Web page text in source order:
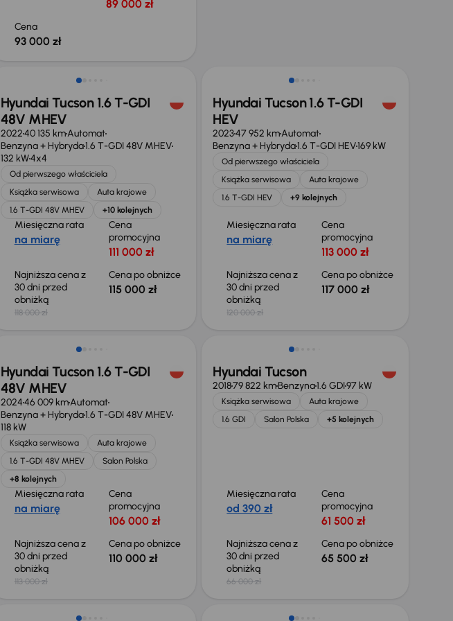
89 000 zł
Cena
93 000 zł
Hyundai Tucson 1.6 T-GDI
48V MHEV
202240 135 kmAutomat
Benzyna + Hybryda1.6 T-GDI 48V MHEV
132 kW4x4
Od pierwszego właściciela
Książka serwisowa
Auta krajowe
1.6 T-GDI 48V MHEV
+10 kolejnych
Miesięczna rata
na miarę
Cena
promocyjna
111 000 zł
Najniższa cena z
30 dni przed
obniżką
118 000 zł
Cena po obniżce
115 000 zł
Hyundai Tucson 1.6 T-GDI
HEV
202347 952 kmAutomat
Benzyna + Hybryda1.6 T-GDI HEV169 kW
Od pierwszego właściciela
Książka serwisowa
Auta krajowe
1.6 T-GDI HEV
+9 kolejnych
Miesięczna rata
na miarę
Cena
promocyjna
113 000 zł
Najniższa cena z
30 dni przed
obniżką
120 000 zł
Cena po obniżce
117 000 zł
Taniej o 3 000 zł
Hyundai Tucson 1.6 T-GDI
48V MHEV
202446 009 kmAutomat
Benzyna + Hybryda1.6 T-GDI 48V MHEV
118 kW
Książka serwisowa
Auta krajowe
1.6 T-GDI 48V MHEV
Salon Polska
+8 kolejnych
Miesięczna rata
na miarę
Cena
promocyjna
106 000 zł
Najniższa cena z
30 dni przed
obniżką
113 000 zł
Cena po obniżce
110 000 zł
Taniej o 500 zł
Hyundai Tucson
201879 822 kmBenzyna1.6 GDI97 kW
Książka serwisowa
Auta krajowe
1.6 GDI
Salon Polska +5 kolejnych
Miesięczna rata
od 390 zł
Cena
promocyjna
61 500 zł
Najniższa cena z
30 dni przed
obniżką
66 000 zł
Cena po obniżce
65 500 zł
Taniej o 1 000 zł